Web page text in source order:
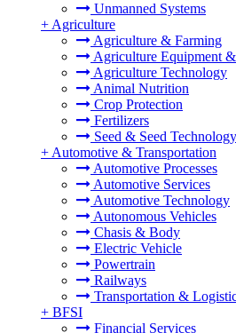
Unmanned Systems
+ Agriculture
Agriculture & Farming
Agriculture Equipment
Agriculture Technology
Animal Nutrition
Crop Protection
Fertilizers
Seed & Seed Technology
+ Automotive & Transportation
Automotive Processes
Automotive Services
Automotive Technology
Autonomous Vehicles
Chasis & Body
Electric Vehicle
Powertrain
Railways
Transportation &
+ BFSI
Financial Services